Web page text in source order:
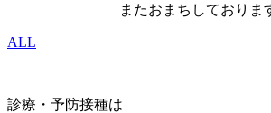
またおまちしておりま
ALL
診療・予防接種は